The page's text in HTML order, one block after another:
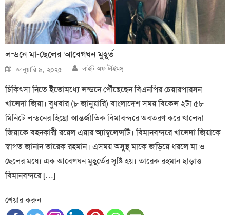
লন্ডনে মা-ছেলের আবেগঘন মুহূর্ত
Posted
on
জানুয়ারি ৯, ২০২৫ Author
লাইট অফ টাইমস্
চিকিৎসা নিতে ইতোমধ্যে লন্ডনে পৌঁছেছেন বিএনপির চেয়ারপারসন
খালেদা জিয়া। বুধবার (৮ জানুয়ারি) বাংলাদেশ সময় বিকেল ২টা ৫৮
মিনিটে লন্ডনের হিথ্রো আন্তর্জাতিক বিমাবন্দরে অবতরণ করে খালেদা
জিয়াকে বহনকারী রয়েল এয়ার অ্যাম্বুলেন্সটি। বিমানবন্দরে খালেদা জিয়াকে
স্বাগত জানান তারেক রহমান। এসময় অসুস্থ মাকে জড়িয়ে ধরলে মা ও
ছেলের মধ্যে এক আবেগঘন মুহূর্তের সৃষ্টি হয়। তারেক রহমান ছাড়াও
বিমানবন্দরে […]
শেয়ার করুন